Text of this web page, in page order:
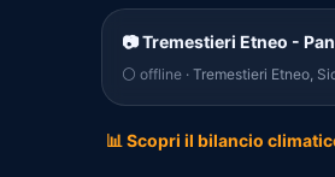
📷 Tremestieri Etneo -
⚪ offline · Tremestieri Etneo,
📊 Scopri il bilancio